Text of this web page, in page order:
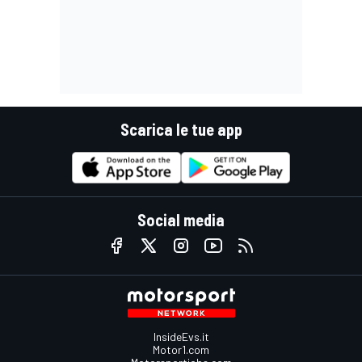
Scarica le tue app
Social media
InsideEvs.it
Motor1.com